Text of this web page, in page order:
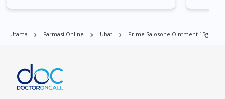
Commonwealt, City Hall, Clarke Quay, Changi Airport, Changi
Park, Geylang, Hougang, Harbourfront, Holland, Jurong, Jurong
East, Jurong West, Kallang/ Whampoa, Lim Chu Kang, Marine
Parade, Marina, Macpherson, Mandai, Newton, Novena,
Utama Farmasi Online Ubat Prime Salosone Ointment 15g